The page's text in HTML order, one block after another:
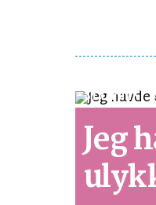
SYNSPUNKT
Jeg